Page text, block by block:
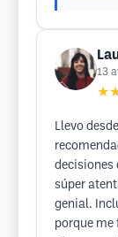
13
Llevo
decisiones
súper
genial.
porque me